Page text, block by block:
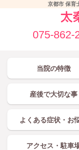
京都市 保育
075-862-
当院の特徴
産後で大切な事
よくある症状・お
アクセス・駐車